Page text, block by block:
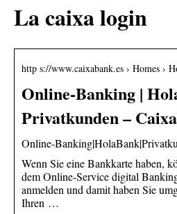
La caixa login
http s://www.caixabank.es › Homes ›
Online-Banking |
Privatkunden –
Online-
Wenn Sie eine Bankkarte haben,
dem Online-Service digital
anmelden und damit haben Sie
Ihren …